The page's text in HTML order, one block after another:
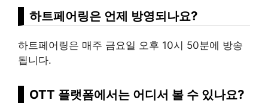
하트페어링은 언제 방영되나요?
하트페어링은 매주 금요일 오후 10시 50분에 방송
됩니다.
OTT 플랫폼에서는 어디서 볼 수 있나요?